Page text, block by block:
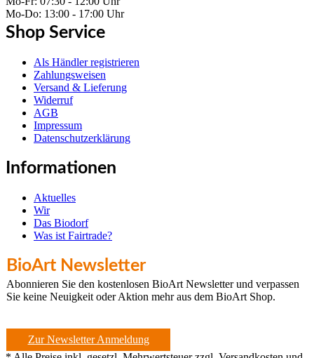
Mo-Do: 13:00 - 17:00 Uhr
Shop Service
Als Händler registrieren
Zahlungsweisen
Versand & Lieferung
Widerruf
AGB
Impressum
Datenschutzerklärung
Informationen
Aktuelles
Wir
Das Biodorf
Was ist Fairtrade?
BioArt Newsletter
Abonnieren Sie den kostenlosen BioArt Newsletter und verpassen
Sie keine Neuigkeit oder Aktion mehr aus dem BioArt Shop.
Zur Newsletter Anmeldung